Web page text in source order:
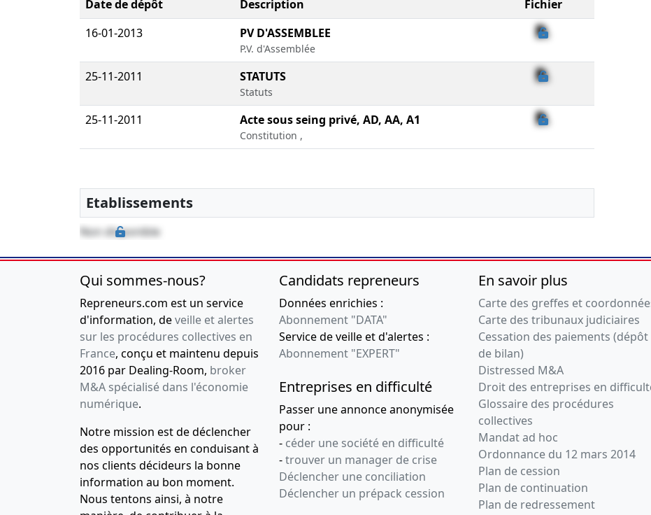
Date de dépôt Description
Fichier
16-01-2013
PV D'ASSEMBLEE
P.V. d'Assemblée
25-11-2011 STATUTS
Statuts
25-11-2011 Acte sous seing privé, AD, AA, A1
Constitution ,
Etablissements
Non disponible
Qui sommes-nous?
Repreneurs.com est un service
d'information, deveille et alertes
sur les procédures collectives en
France, conçu et maintenu depuis
2016 par Dealing-Room, broker
M&A spécialisé dans l'économie
numérique.
Notre mission est de déclencher
des opportunités en conduisant à
nos clients décideurs la bonne
information au bon moment.
Nous tentons ainsi, à notre
Candidats repreneurs
Données enrichies :
Abonnement "DATA"
Service de veille et d'alertes :
Abonnement "EXPERT"
Entreprises en difficulté
Passer une annonce anonymisée
pour :
- céder une société en difficulté
-trouver un manager de crise
Déclencher une conciliation
Déclencher un prépack cession
En savoir plus
Carte des greffes et
Carte des tribunaux judiciaires
Cessation des paiements (dépôt
de bilan)
Distressed M&A
Droit des entreprises en
Glossaire des procédures
collectives
Mandat ad hoc
Ordonnance du 12 mars 2014
Plan de cession
Plan de continuation
Plan de redressement